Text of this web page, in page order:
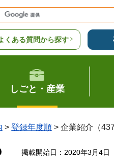
くある質問から探す
しごと・産業
> 登録年度順 > 企業紹介（
掲載開始日：2020年3月4日